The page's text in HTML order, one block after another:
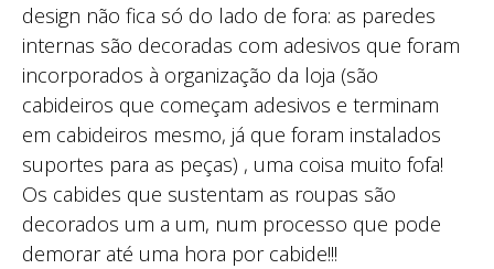
design não fica só do lado de fora: as paredes
internas são decoradas com adesivos que foram
incorporados à organização da loja (são
cabideiros que começam adesivos e terminam
em cabideiros mesmo, já que foram instalados
suportes para as peças) , uma coisa muito fofa!
Os cabides que sustentam as roupas são
decorados um a um, num processo que pode
demorar até uma hora por cabide!!!